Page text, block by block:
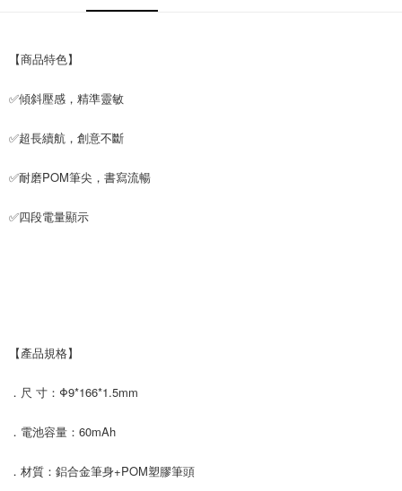
每筆NT$65，滿NT$690(含以上)免運費
【商品特色】
✅傾斜壓感，精準靈敏
✅超長續航，創意不斷
✅耐磨POM筆尖，書寫流暢
✅四段電量顯示
【產品規格】
．尺 寸：Φ9*166*1.5mm
．電池容量：60mAh
．材質：鋁合金筆身+POM塑膠筆頭